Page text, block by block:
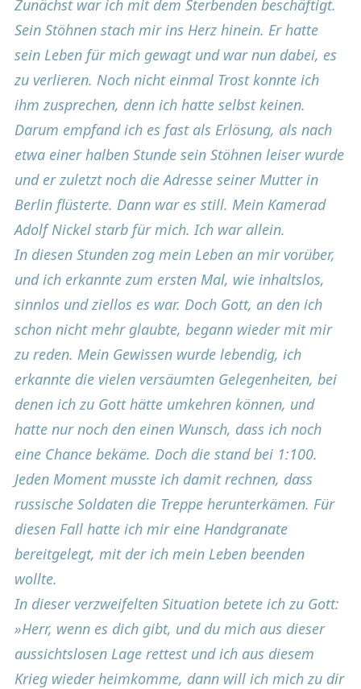
Zunächst war ich mit dem Sterbenden beschäftigt.
Sein Stöhnen stach mir ins Herz hinein. Er hatte
sein Leben für mich gewagt und war nun dabei, es
zu verlieren. Noch nicht einmal Trost konnte ich
ihm zusprechen, denn ich hatte selbst keinen.
Darum empfand ich es fast als Erlösung, als nach
etwa einer halben Stunde sein Stöhnen leiser wurde
und er zuletzt noch die Adresse seiner Mutter in
Berlin flüsterte. Dann war es still. Mein Kamerad
Adolf Nickel starb für mich. Ich war allein.
In diesen Stunden zog mein Leben an mir vorüber,
und ich erkannte zum ersten Mal, wie inhaltslos,
sinnlos und ziellos es war. Doch Gott, an den ich
schon nicht mehr glaubte, begann wieder mit mir
zu reden. Mein Gewissen wurde lebendig, ich
erkannte die vielen versäumten Gelegenheiten, bei
denen ich zu Gott hätte umkehren können, und
hatte nur noch den einen Wunsch, dass ich noch
eine Chance bekäme. Doch die stand bei 1:100.
Jeden Moment musste ich damit rechnen, dass
russische Soldaten die Treppe herunterkämen. Für
diesen Fall hatte ich mir eine Handgranate
bereitgelegt, mit der ich mein Leben beenden
wollte.
In dieser verzweifelten Situation betete ich zu Gott:
»Herr, wenn es dich gibt, und du mich aus dieser
aussichtslosen Lage rettest und ich aus diesem
Krieg wieder heimkomme, dann will ich mich zu dir